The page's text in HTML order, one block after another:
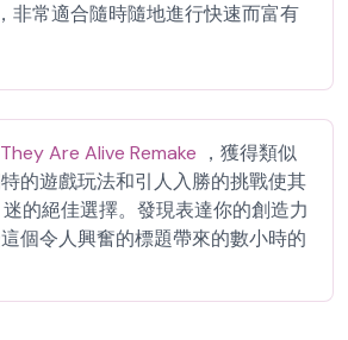
非常適合隨時隨地進行快速而富有
Are Alive Remake ，獲得類似
的遊戲玩法和引人入勝的挑戰使其
的絕佳選擇。發現表達你的創造力
個令人興奮的標題帶來的數小時的